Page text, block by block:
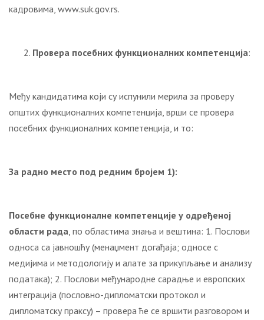
кадровима, www.suk.gov.rs.
Провера посебних функционалних компетенција:
Међу кандидатима који су испунили мерила за проверу
општих функционалних компетенција, врши се провера
посебних функционалних компетенција, и то:
За радно место под редним бројем 1):
Посебне функционалне компетенције у одређеној
области рада, по областима знања и вештина: 1. Послови
односа са јавношћу (менаџмент догађаја; односе с
медијима и методологију и алате за прикупљање и анализу
података); 2. Послови међународне сарадње и европских
интеграција (пословно-дипломатски протокол и
дипломатску праксу) – провера ће се вршити разговором и